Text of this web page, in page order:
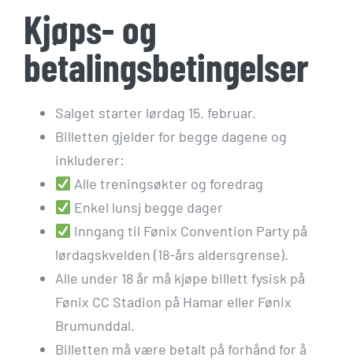
Kjøps- og
betalingsbetingelser
Salget starter lørdag 15. februar.
Billetten gjelder for begge dagene og
inkluderer:
Alle treningsøkter og foredrag
Enkel lunsj begge dager
Inngang til Fønix Convention Party på
lørdagskvelden (18-års aldersgrense).
Alle under 18 år må kjøpe billett fysisk på
Fønix CC Stadion på Hamar eller Fønix
Brumunddal.
Billetten må være betalt på forhånd for å